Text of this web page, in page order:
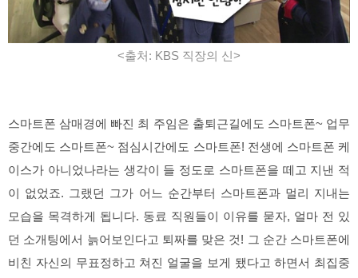
<출처: KBS 직장의 신>
스마트폰 삼매경에 빠진 최 주임은 출퇴근길에도 스마트폰~ 업무
중간에도 스마트폰~ 점심시간에도 스마트폰! 전생에 스마트폰 케
이스가 아니었나라는 생각이 들 정도로 스마트폰을 떼고 지낸 적
이 없었죠. 그랬던 그가 어느 순간부터 스마트폰과 멀리 지내는
모습을 목격하게 됩니다. 동료 직원들이 이유를 묻자, 얼마 전 있
던 소개팅에서 늙어보인다고 퇴짜를 맞은 것! 그 순간 스마트폰에
비친 자신의 무표정하고 쳐진 얼굴을 보게 됐다고 하면서 최집중